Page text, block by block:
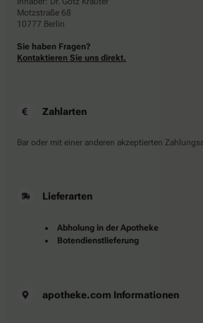
Motzstraße 68
10777 Berlin
Sie haben Fragen?
Kontaktieren Sie uns direkt.
Zahlarten
Bar oder mit einer anderen akzeptierten
Lieferarten
Abholung in der Apotheke
Botendienstlieferung
apotheke.com Informationen